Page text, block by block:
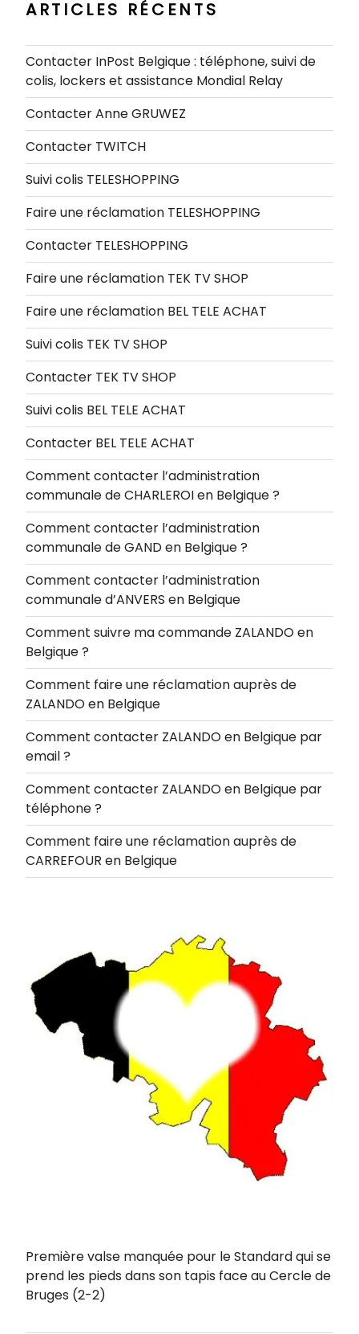
ARTICLES RÉCENTS
Contacter InPost Belgique : téléphone, suivi de
colis, lockers et assistance Mondial Relay
Contacter Anne GRUWEZ
Contacter TWITCH
Suivi colis TELESHOPPING
Faire une réclamation TELESHOPPING
Contacter TELESHOPPING
Faire une réclamation TEK TV SHOP
Faire une réclamation BEL TELE ACHAT
Suivi colis TEK TV SHOP
Contacter TEK TV SHOP
Suivi colis BEL TELE ACHAT
Contacter BEL TELE ACHAT
Comment contacter l’administration
communale de CHARLEROI en Belgique ?
Comment contacter l’administration
communale de GAND en Belgique ?
Comment contacter l’administration
communale d’ANVERS en Belgique
Comment suivre ma commande ZALANDO en
Belgique ?
Comment faire une réclamation auprès de
ZALANDO en Belgique
Comment contacter ZALANDO en Belgique par
email ?
Comment contacter ZALANDO en Belgique par
téléphone ?
Comment faire une réclamation auprès de
CARREFOUR en Belgique
Première valse manquée pour le Standard qui se
prend les pieds dans son tapis face au Cercle de
Bruges (2-2)